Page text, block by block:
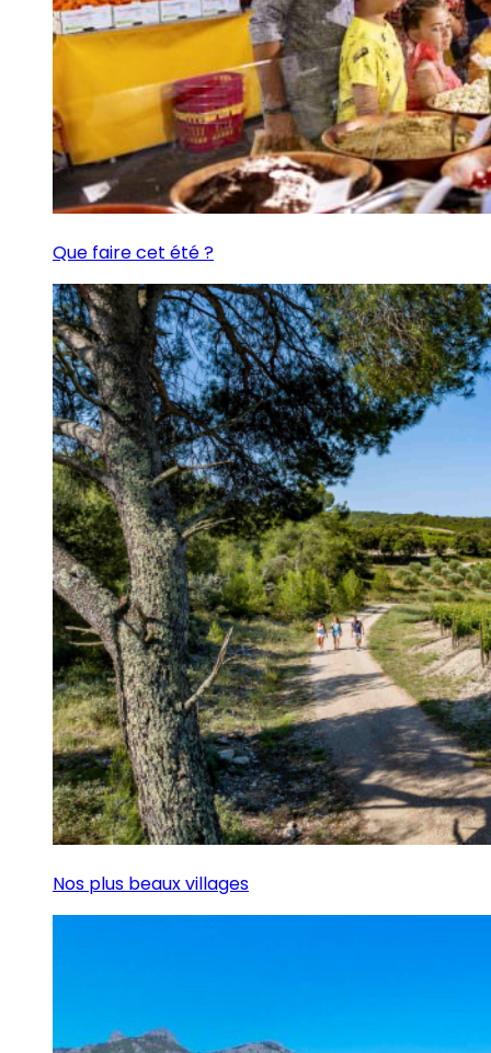
Que faire cet été ?
Nos plus beaux villages